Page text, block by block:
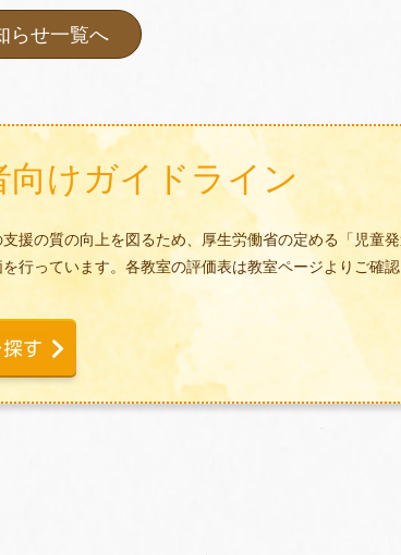
らせ一覧へ
向けガイドライン
援の質の向上を図るため、厚生労働省の定める「児童
行っています。各教室の評価表は教室ページよりご確認